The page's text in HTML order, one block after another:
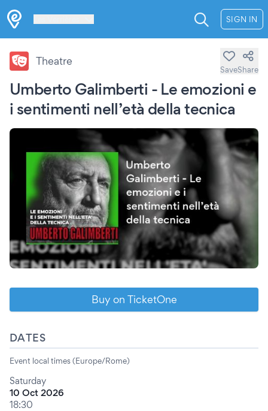
SIGN IN
Umberto Galimberti - Le emozioni e
i sentimenti nell’età della tecnica
Theatre
SaveShare
Buy on TicketOne
DATES
Event local times (Europe/Rome)
Saturday
10 Oct 2026
18:30